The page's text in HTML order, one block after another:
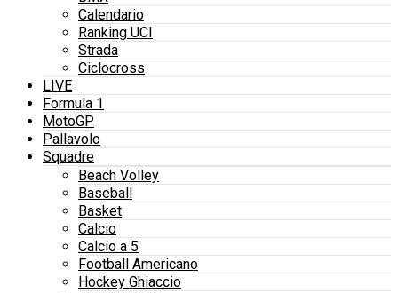
Calendario
Ranking UCI
Strada
Ciclocross
LIVE
Formula 1
MotoGP
Pallavolo
Squadre
Beach Volley
Baseball
Basket
Calcio
Calcio a 5
Football Americano
Hockey Ghiaccio